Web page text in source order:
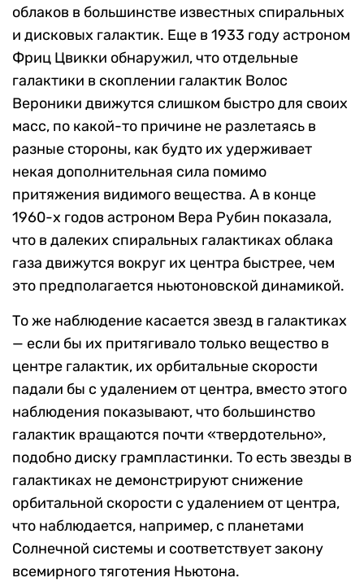
облаков в большинстве известных спиральных
и дисковых галактик. Еще в 1933 году астроном
Фриц Цвикки обнаружил, что отдельные
галактики в скоплении галактик Волос
Вероники движутся слишком быстро для своих
масс, по какой-то причине не разлетаясь в
разные стороны, как будто их удерживает
некая дополнительная сила помимо
притяжения видимого вещества. А в конце
1960-х годов астроном Вера Рубин показала,
что в далеких спиральных галактиках облака
газа движутся вокруг их центра быстрее, чем
это предполагается ньютоновской динамикой.
То же наблюдение касается звезд в галактиках
— если бы их притягивало только вещество в
центре галактик, их орбитальные скорости
падали бы с удалением от центра, вместо этого
наблюдения показывают, что большинство
галактик вращаются почти «твердотельно»,
подобно диску грампластинки. То есть звезды в
галактиках не демонстрируют снижение
орбитальной скорости с удалением от центра,
что наблюдается, например, с планетами
Солнечной системы и соответствует закону
всемирного тяготения Ньютона.